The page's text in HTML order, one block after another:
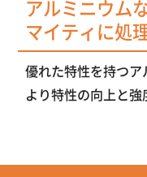
アルミニウム
マイティに処
優れた特性を持つ
より特性の向上と強